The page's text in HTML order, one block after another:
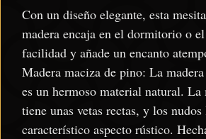
Con un diseño elegante, esta
madera encaja en el dormitorio o
facilidad y añade un encanto
Madera maciza de pino: La
es un hermoso material natural. La
tiene unas vetas rectas, y los
característico aspecto rústico.